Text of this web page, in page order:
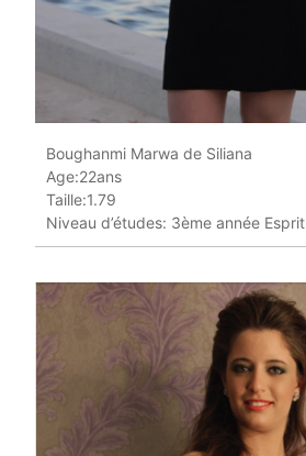
Boughanmi Marwa de Siliana
Age:22ans
Taille:1.79
Niveau d’études: 3ème année Esprit